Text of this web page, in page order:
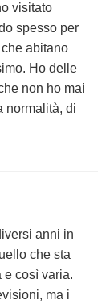
visitato
spesso per
abitano
Ho delle
non ho mai
normalità, di
anni in
che sta
e così varia.
ma i